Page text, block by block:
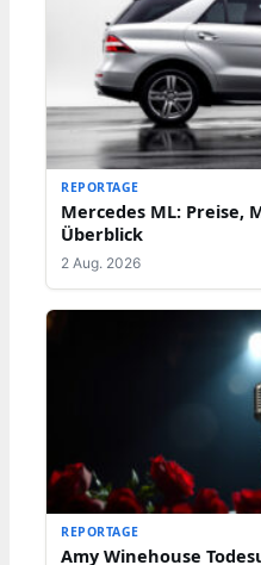
REPORTAGE
Mercedes ML: Preise,
Überblick
2 Aug. 2026
REPORTAGE
Amy Winehouse